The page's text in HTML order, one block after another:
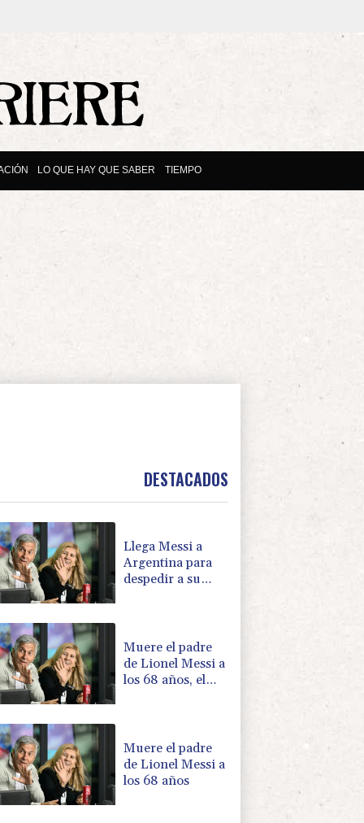
LO QUE HAY QUE SABER TIEMPO
DESTACADOS
Llega Messi a
Argentina para
despedir a su
Muere el padre
de Lionel Messi a
los 68 años, el
Muere el padre
de Lionel Messi a
los 68 años